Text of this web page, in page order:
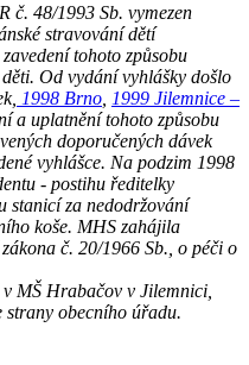
č. 48/1993 Sb. vymezen
stravování dětí
tohoto způsobu
Od vydání vyhlášky došlo
1998 Brno 1999 Jilemnice –
a uplatnění tohoto způsobu
doporučených dávek
vyhlášce. Na podzim 1998
- postihu ředitelky
stanicí za nedodržování
koše. MHS zahájila
č. 20/1966 Sb., o péči o
MŠ Hrabačov v Jilemnici,
strany obecního úřadu.